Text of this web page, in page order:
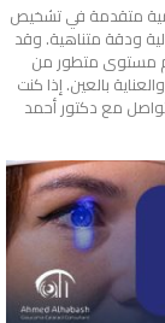
متقدمة في تشخيص
ودقة متناهية. وقد
مستوى متطور من
بالعين. إذا كنت
مع دكتور أحمد